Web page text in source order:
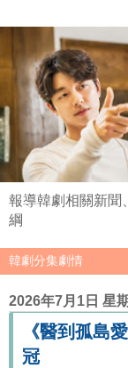
報導韓劇相關新聞
綱
2026年7月1日 星
《醫到孤島
冠